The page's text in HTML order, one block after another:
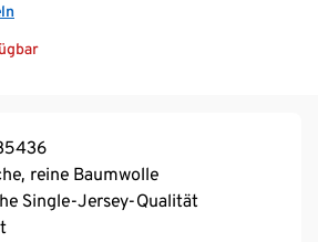
reine Baumwolle
Single-Jersey-Qualität